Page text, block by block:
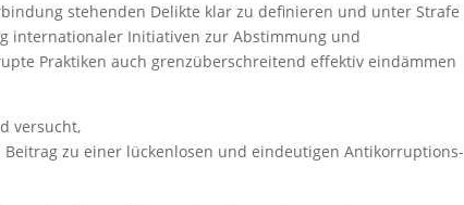
stehenden Delikte klar zu definieren und unter Strafe
internationaler Initiativen zur Abstimmung und
Praktiken auch grenzüberschreitend effektiv eindämmen
versucht,
Beitrag zu einer lückenlosen und eindeutigen Antikorruptions-